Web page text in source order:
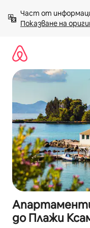
към
съдържанието
Показване на
до Плажи